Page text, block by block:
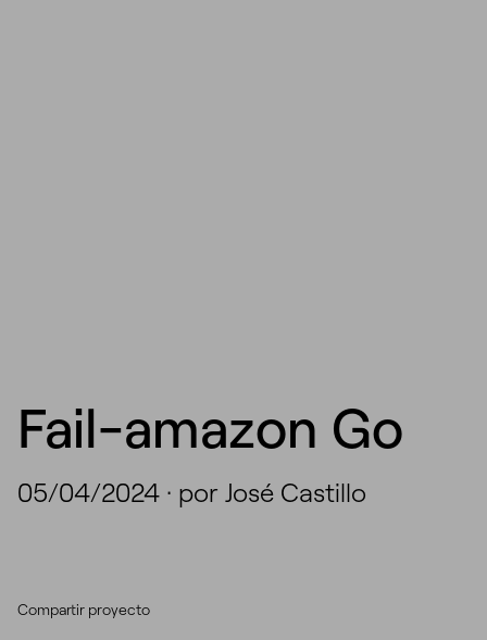
Fail-amazon Go
05/04/2024 · por José Castillo
Compartir proyecto